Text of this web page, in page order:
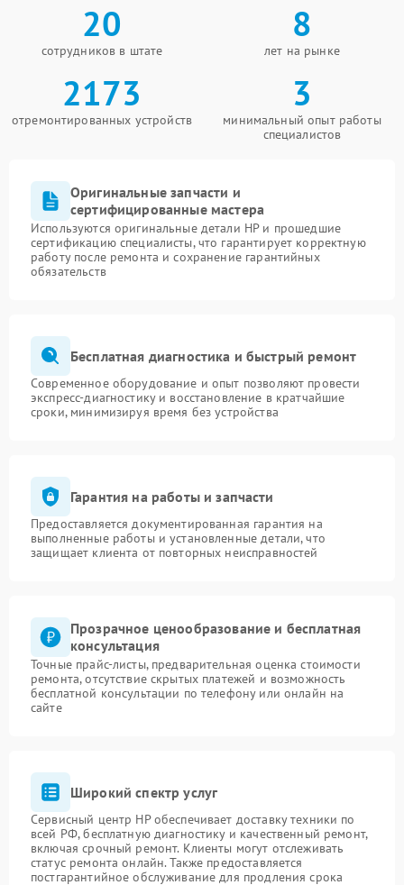
20
сотрудников в штате
8
лет на рынке
2173
отремонтированных устройств
3
минимальный опыт работы
специалистов
Оригинальные запчасти и
сертифицированные мастера
Используются оригинальные детали HP и прошедшие
сертификацию специалисты, что гарантирует корректную
работу после ремонта и сохранение гарантийных
обязательств
Бесплатная диагностика и быстрый ремонт
Современное оборудование и опыт позволяют провести
экспресс-диагностику и восстановление в кратчайшие
сроки, минимизируя время без устройства
Гарантия на работы и запчасти
Предоставляется документированная гарантия на
выполненные работы и установленные детали, что
защищает клиента от повторных неисправностей
Прозрачное ценообразование и бесплатная
консультация
Точные прайс-листы, предварительная оценка стоимости
ремонта, отсутствие скрытых платежей и возможность
бесплатной консультации по телефону или онлайн на
сайте
Широкий спектр услуг
Сервисный центр HP обеспечивает доставку техники по
всей РФ, бесплатную диагностику и качественный ремонт,
включая срочный ремонт. Клиенты могут отслеживать
статус ремонта онлайн. Также предоставляется
постгарантийное обслуживание для продления срока